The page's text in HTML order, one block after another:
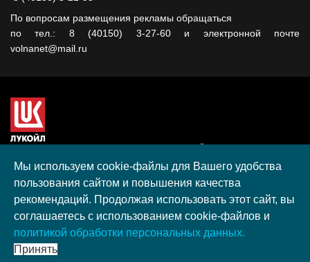
По вопросам размещения рекламы обращаться
по тел.: 8 (40150) 3-27-60 и электронной почте
volnanet@mail.ru
гранта, полученного в рамках XIII Конкурса социальных и
культурных проектов ПАО "ЛУКОЙЛ" на территории
Калининградской области в 2020 году
Согласие на обработку персональных данных
Разработка, поддержка и продвижение S-Media group
© 2026 МАУ «Редакция общественно-политической газеты
Мы используем cookie-файлы для Вашего удобства
пользования сайтом и повышения качества
рекомендаций. Продолжая использовать этот сайт, вы
соглашаетесь с использованием cookie-файлов и
политикой обработки персональных данных.
Принять